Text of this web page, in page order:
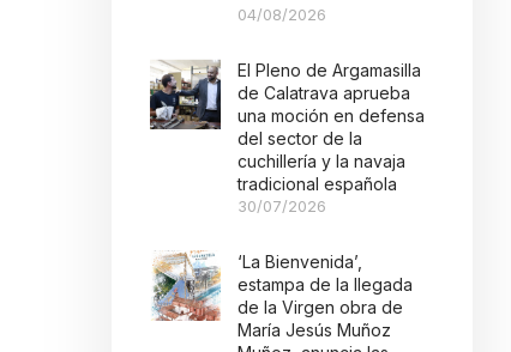
04/08/2026
El Pleno de Argamasilla
de Calatrava aprueba
una moción en defensa
del sector de la
cuchillería y la navaja
tradicional española
30/07/2026
‘La Bienvenida’,
estampa de la llegada
de la Virgen obra de
María Jesús Muñoz